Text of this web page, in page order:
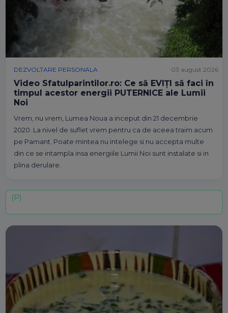
DEZVOLTARE PERSONALA
Video Sfatulparintilor.ro: Ce să EVIȚI să faci în
timpul acestor energii PUTERNICE ale Lumii
Noi
Vrem, nu vrem, Lumea Noua a inceput din 21 decembrie
2020. La nivel de suflet vrem pentru ca de aceea traim acum
pe Pamant. Poate mintea nu intelege si nu accepta multe
din ce se intampla insa energiile Lumii Noi sunt instalate si in
plina derulare.
03 august 2026